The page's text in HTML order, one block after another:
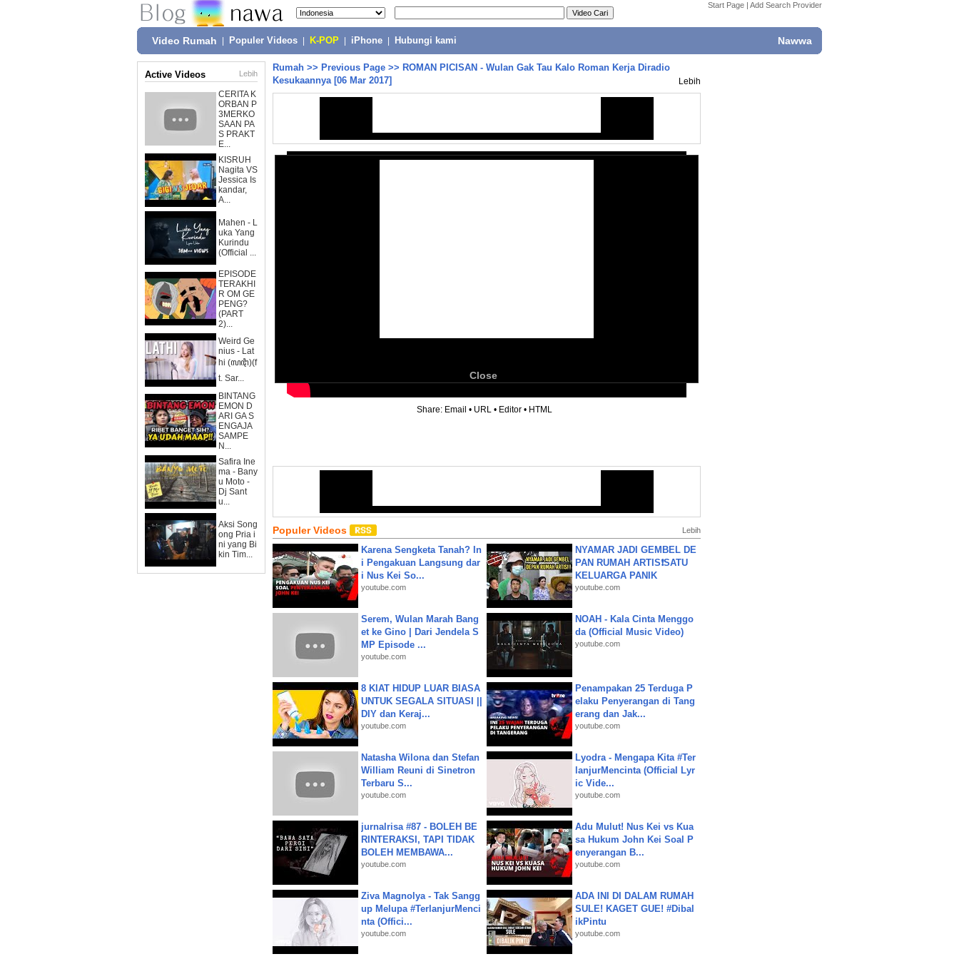
Start Page | Add Search Provider
Video Rumah Populer Videos K-POP iPhone Hubungi kami Nawwa
Active Videos Lebih
CERITA K
ORBAN P
3MERKO
SAAN PA
S PRAKT
E...
KISRUH
Nagita VS
Jessica Is
kandar,
A...
Mahen - L
uka Yang
Kurindu
(Official ...
EPISODE
TERAKHI
R OM GE
PENG?
(PART
2)...
Weird Ge
nius - Lat
hi (ꦭꦛꦶ)(f
t. Sar...
BINTANG
EMON D
ARI GA S
ENGAJA
SAMPE
N...
Safira Ine
ma - Bany
u Moto -
Dj Sant
u...
Aksi Song
ong Pria i
ni yang Bi
kin Tim...
Rumah >> Previous Page >> ROMAN PICISAN - Wulan Gak Tau Kalo Roman Kerja Diradio
Kesukaannya [06 Mar 2017]
Lebih
Close
Share: Email • URL • Editor • HTML
Populer Videos Lebih
Karena Sengketa Tanah? In
i Pengakuan Langsung dar
i Nus Kei So...
youtube.com
NYAMAR JADI GEMBEL DE
PAN RUMAH ARTIS❗SATU
KELUARGA PANIK
youtube.com
Serem, Wulan Marah Bang
et ke Gino | Dari Jendela S
MP Episode ...
youtube.com
NOAH - Kala Cinta Menggo
da (Official Music Video)
youtube.com
8 KIAT HIDUP LUAR BIASA
UNTUK SEGALA SITUASI ||
DIY dan Keraj...
youtube.com
Penampakan 25 Terduga P
elaku Penyerangan di Tang
erang dan Jak...
youtube.com
Natasha Wilona dan Stefan
William Reuni di Sinetron
Terbaru S...
youtube.com
Lyodra - Mengapa Kita #Ter
lanjurMencinta (Official Lyr
ic Vide...
youtube.com
jurnalrisa #87 - BOLEH BE
RINTERAKSI, TAPI TIDAK
BOLEH MEMBAWA...
youtube.com
Adu Mulut! Nus Kei vs Kua
sa Hukum John Kei Soal P
enyerangan B...
youtube.com
Ziva Magnolya - Tak Sangg
up Melupa #TerlanjurMenci
nta (Offici...
youtube.com
ADA INI DI DALAM RUMAH
SULE! KAGET GUE! #Dibal
ikPintu
youtube.com